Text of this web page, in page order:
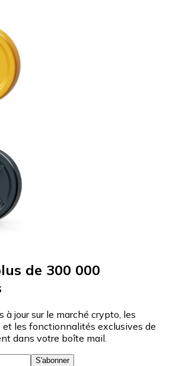
de 300 000
à jour sur le marché crypto, les
et les fonctionnalités exclusives de
dans votre boîte mail.
S'abonner